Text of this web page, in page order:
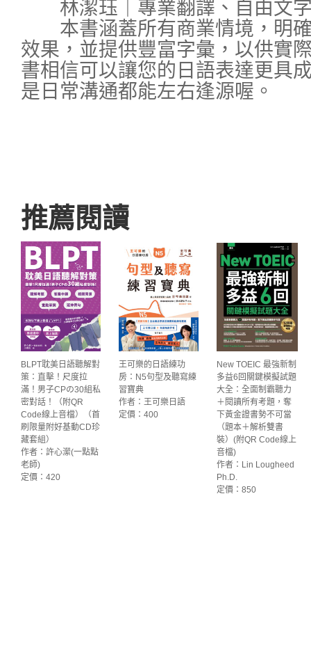
林潔珏｜專業翻譯、自由文
本書涵蓋所有商業情境，明確
效果，並提供豐富字彙，以供實
書相信可以讓您的日語表達更具
是日常溝通都能左右逢源喔。
推薦閱讀
BLPT耽美日語聽解對
策：直擊！尺度拉
滿！男子CPの30組私
密對話！（附QR
Code線上音檔）（首
刷限量附好基動CD珍
藏套組）
作者：許心瀠(一點點
老師)
定價：420
王可樂的日語練功
房：N5句型及聽寫練
習寶典
作者：王可樂日語
定價：400
New TOEIC 最強新制
多益6回關鍵模擬試題
大全：全面制霸聽力
＋閱讀所有考題，奪
下黃金證書勢不可當
（題本＋解析雙書
裝）(附QR Code線上
音檔)
作者：Lin Lougheed
Ph.D.
定價：850